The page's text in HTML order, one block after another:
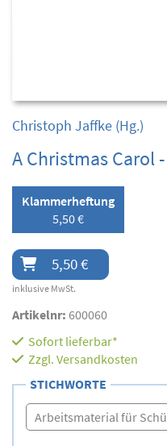
Christoph Jaffke (Hg.)
A Christmas Carol -
Klammerheftung
5,50 €
5,50 €
inklusive MwSt.
Artikelnr: 600060
Sofort lieferbar*
Zzgl. Versandkosten
STICHWORTE
Arbeitsmaterial für